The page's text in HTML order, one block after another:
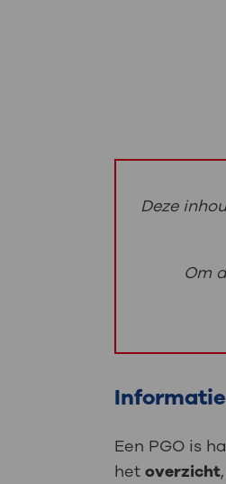
Deze
Om
Een PGO is
hetoverzicht